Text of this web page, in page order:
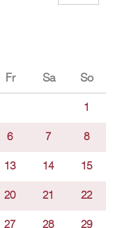
Fr Sa So
1
6 7 8
13 14 15
20 21 22
27 28 29